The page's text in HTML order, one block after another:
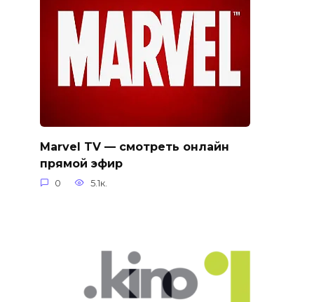
Marvel TV — смотреть онлайн
прямой эфир
0 5.1к.